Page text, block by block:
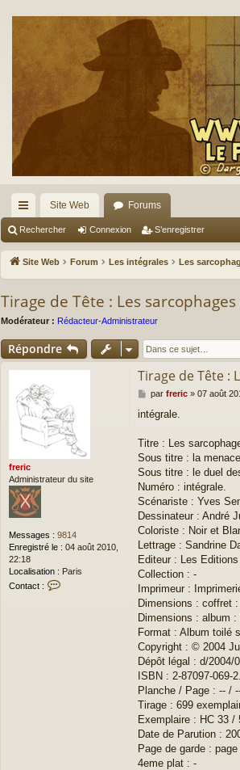
cc
ès
ra
pi
de
Site Web Forums
Rechercher Connexion S’enregistrer
Site Web Forum Les intégrales Les
Tirage de Tête : Les
Modérateur : Rédacteur-Administrateur
Répondre
freric
Administrateur du site
Messages : 9814
Enregistré le : 04 août 2010,
22:18
Localisation : Paris
Contact :
Tirage de Tête :
M
s
a
par freric» 07 août
intégrale.
Titre : Les
Sous titre : la
Sous titre : le duel
Numéro : intégrale.
Scénariste : Yves
Dessinateur : André
Coloriste : Noir et
Lettrage : Sandrine
Editeur : Les
Collection : -
Imprimeur :
Dimensions : coffret
Dimensions : album
Format : Album toilé
Copyright : © 2004
Dépôt légal : d/2004/
ISBN : 2-87097-069-2.
Planche / Page : -- /
Tirage : 699
Exemplaire : HC 33 /
Date de Parution :
Page de garde : page
4eme plat : -